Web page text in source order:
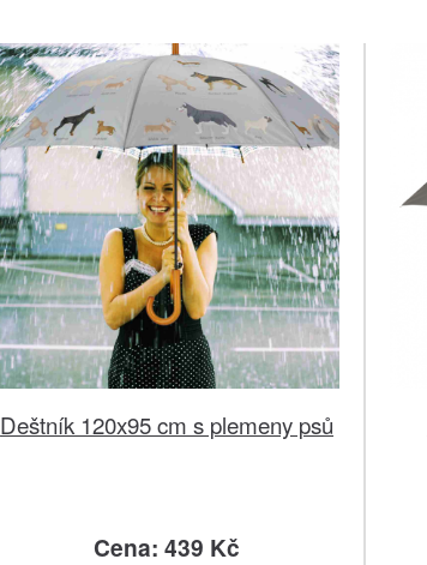
Deštník 120x95 cm s plemeny psů
Cena: 439 Kč